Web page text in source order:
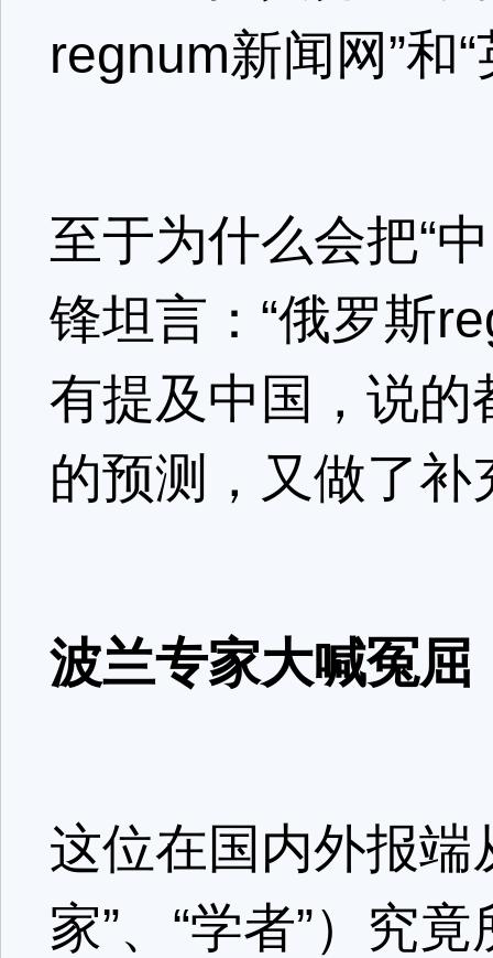
regnum新闻网”和
至于为什么会把“
锋坦言：“俄罗斯
有提及中国，说
的预测，又做了补
波兰专家大喊冤屈
这位在国内外报端
家”、“学者”）究